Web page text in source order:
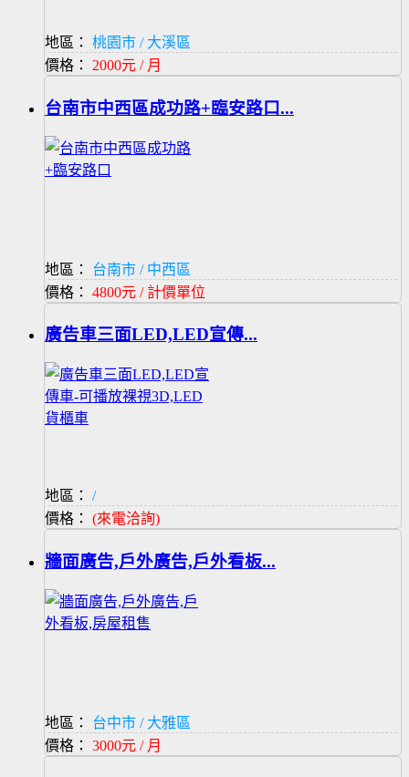
地區：
桃園市 / 大溪區
價格： 2000元 / 月
台南市中西區成功路+臨安路口...
地區：
台南市 / 中西區
價格： 4800元 / 計價單位
廣告車三面LED,LED宣傳...
地區：
/
價格： (來電洽詢)
牆面廣告,戶外廣告,戶外看板...
地區：
台中市 / 大雅區
價格： 3000元 / 月